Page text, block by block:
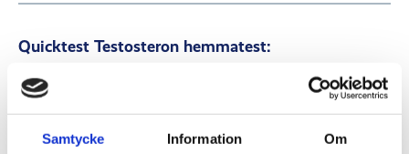
Samtycke Information Om
Quicktest Testosteron hemmatest: